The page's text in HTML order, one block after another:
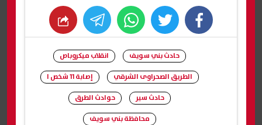
facebook
twitter
whats
حادث بني سويف
انقلاب ميكروباص
الطريق الصحراوى الشرقي
إصابة 11 شخص ا
حادث سير
حوادث الطرق
محافظة بني سويف